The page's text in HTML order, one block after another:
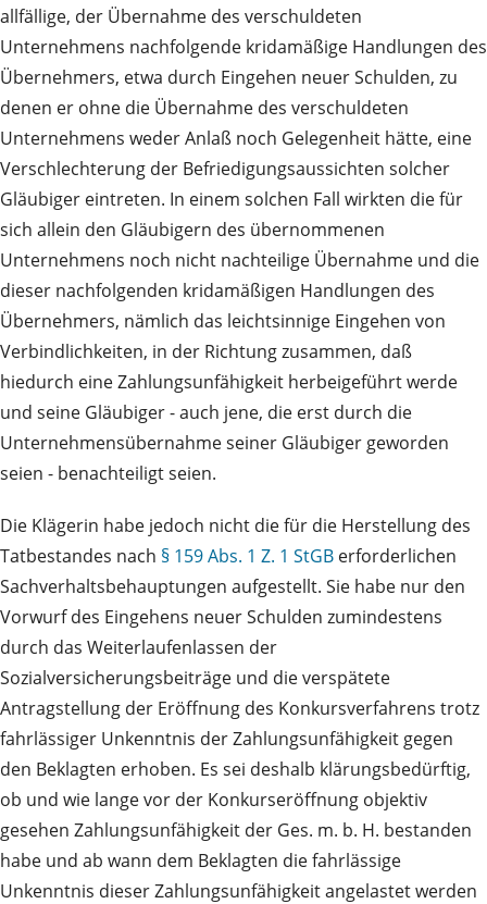
allfällige, der Übernahme des verschuldeten
Unternehmens nachfolgende kridamäßige Handlungen des
Übernehmers, etwa durch Eingehen neuer Schulden, zu
denen er ohne die Übernahme des verschuldeten
Unternehmens weder Anlaß noch Gelegenheit hätte, eine
Verschlechterung der Befriedigungsaussichten solcher
Gläubiger eintreten. In einem solchen Fall wirkten die für
sich allein den Gläubigern des übernommenen
Unternehmens noch nicht nachteilige Übernahme und die
dieser nachfolgenden kridamäßigen Handlungen des
Übernehmers, nämlich das leichtsinnige Eingehen von
Verbindlichkeiten, in der Richtung zusammen, daß
hiedurch eine Zahlungsunfähigkeit herbeigeführt werde
und seine Gläubiger - auch jene, die erst durch die
Unternehmensübernahme seiner Gläubiger geworden
seien - benachteiligt seien.
Die Klägerin habe jedoch nicht die für die Herstellung des
Tatbestandes nach § 159 Abs. 1 Z. 1 StGB erforderlichen
Sachverhaltsbehauptungen aufgestellt. Sie habe nur den
Vorwurf des Eingehens neuer Schulden zumindestens
durch das Weiterlaufenlassen der
Sozialversicherungsbeiträge und die verspätete
Antragstellung der Eröffnung des Konkursverfahrens trotz
fahrlässiger Unkenntnis der Zahlungsunfähigkeit gegen
den Beklagten erhoben. Es sei deshalb klärungsbedürftig,
ob und wie lange vor der Konkurseröffnung objektiv
gesehen Zahlungsunfähigkeit der Ges. m. b. H. bestanden
habe und ab wann dem Beklagten die fahrlässige
Unkenntnis dieser Zahlungsunfähigkeit angelastet werden